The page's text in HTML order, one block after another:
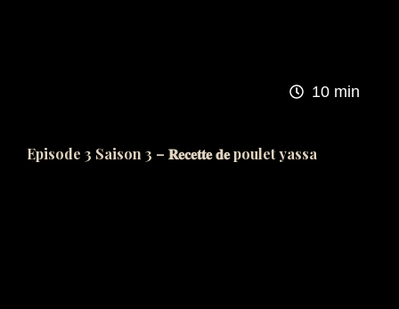
10 min
Episode 3 Saison 3 – 𝐑𝐞𝐜𝐞𝐭𝐭𝐞 𝐝𝐞 poulet yassa